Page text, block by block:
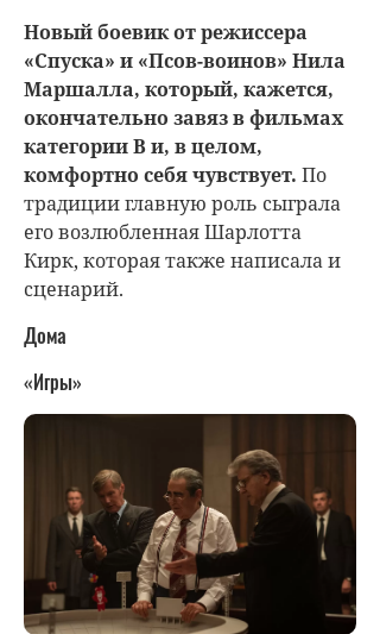
Новый боевик от режиссера
«Спуска» и «Псов-воинов» Нила
Маршалла, который, кажется,
окончательно завяз в фильмах
категории B и, в целом,
комфортно себя чувствует. По
традиции главную роль сыграла
его возлюбленная Шарлотта
Кирк, которая также написала и
сценарий.
Дома
«Игры»